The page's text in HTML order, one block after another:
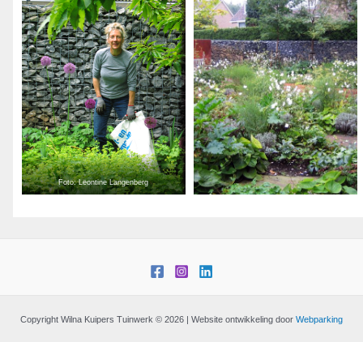
Foto: Leontine Langenberg
Copyright Wilna Kuipers Tuinwerk © 2026 | Website ontwikkeling door Webparking